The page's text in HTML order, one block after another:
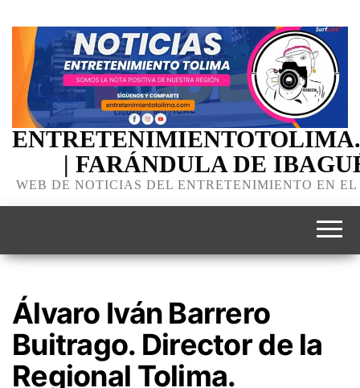
| FARÁNDULA DE
WEB DE NOTICIAS DEL ENTRETENIMIENTO EN
Álvaro Iván Barrero
Buitrago. Director de la
Regional Tolima.